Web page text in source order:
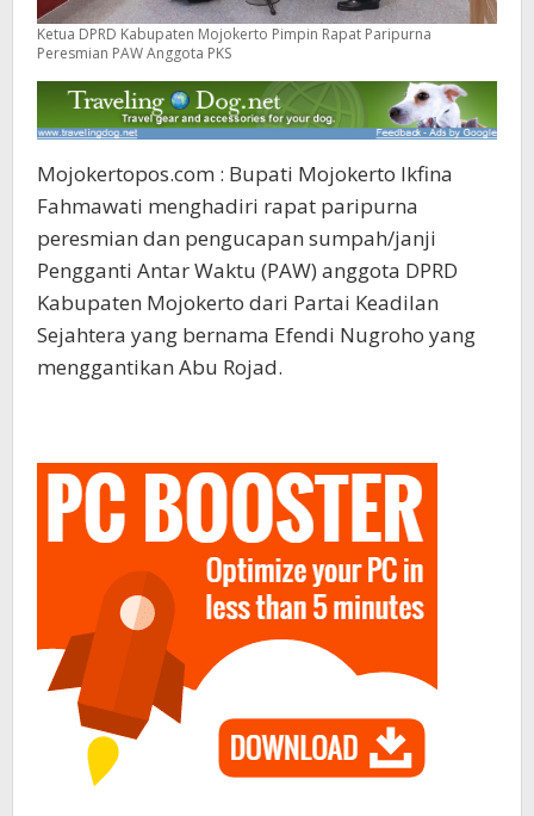
Ketua DPRD Kabupaten Mojokerto Pimpin Rapat Paripurna
Peresmian PAW Anggota PKS
Mojokertopos.com : Bupati Mojokerto Ikfina
Fahmawati menghadiri rapat paripurna
peresmian dan pengucapan sumpah/janji
Pengganti Antar Waktu (PAW) anggota DPRD
Kabupaten Mojokerto dari Partai Keadilan
Sejahtera yang bernama Efendi Nugroho yang
menggantikan Abu Rojad.